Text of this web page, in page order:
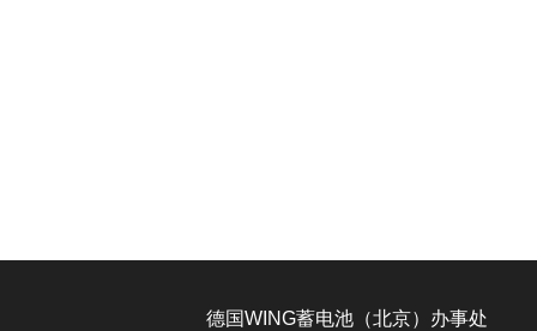
德国WING蓄电池（北京）办事处